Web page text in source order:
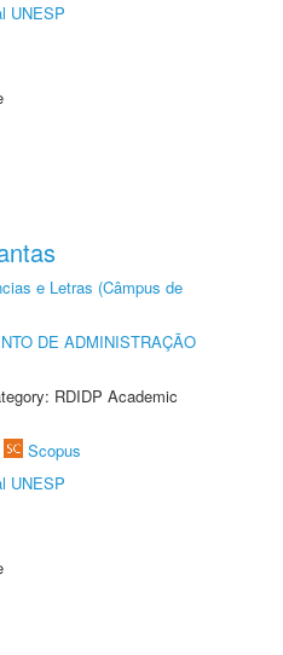
UNESP
e Letras (Câmpus de
DE ADMINISTRAÇÃO
RDIDP Academic
Scopus
UNESP